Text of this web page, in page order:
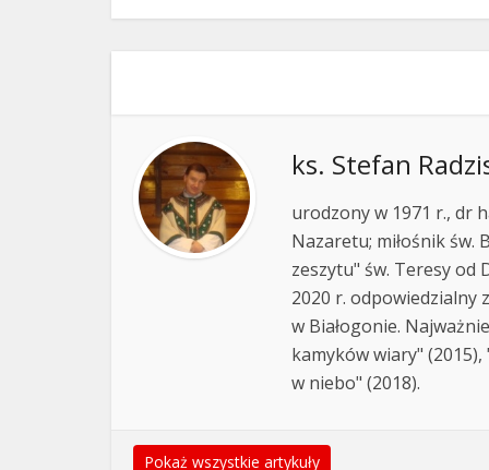
ks. Stefan
urodzony w 1971 r., dr
Nazaretu; miłośnik św.
zeszytu" św. Teresy od
2020 r. odpowiedzialny
w Białogonie.
kamyków wiary"
w niebo" (2018).
Pokaż wszystkie artykuły